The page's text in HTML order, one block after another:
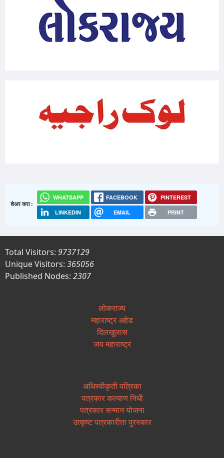
शेअर करा :
WHATSAPP FACEBOOK PINTEREST
LINKEDIN EMAIL PRINT
Total Visitors: 9737129
Unique Visitors: 365056
Published Nodes: 2307
लोकराज्य
महाराष्ट्र अहेड
दिलखुलास
जय महाराष्ट्र
अधिस्वीकृती पत्रिका
पत्रकार कल्याण निधी
पत्रकार सन्मान योजना
उत्कृष्ट पत्रकारीता पुरस्कार